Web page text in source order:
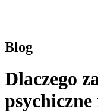
Blog
Dlaczego